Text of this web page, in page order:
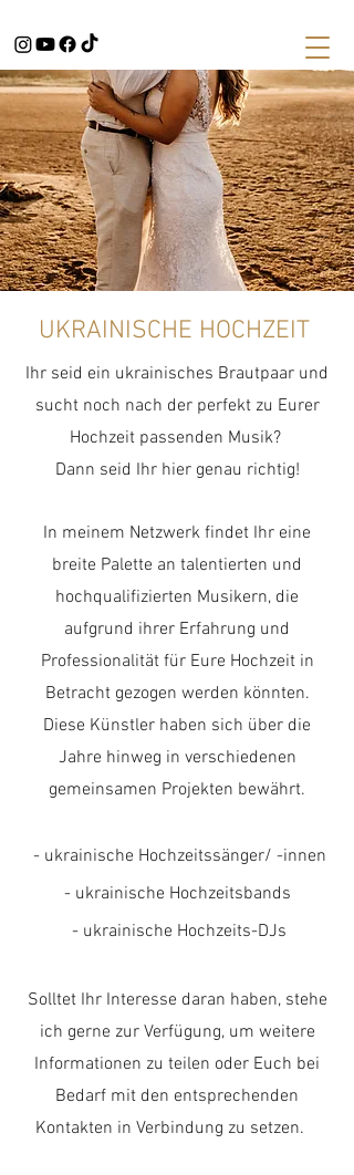
UKRAINISCHE HOCHZEIT
Ihr seid ein ukrainisches Brautpaar und
sucht noch nach der perfekt zu Eurer
Hochzeit passenden Musik?
Dann seid Ihr hier genau richtig!
In meinem Netzwerk findet Ihr eine
breite Palette an talentierten und
hochqualifizierten Musikern, die
aufgrund ihrer Erfahrung und
Professionalität für Eure Hochzeit in
Betracht gezogen werden könnten.
Diese Künstler haben sich über die
Jahre hinweg in verschiedenen
gemeinsamen Projekten bewährt.
- ukrainische Hochzeitssänger/ -innen
- ukrainische Hochzeitsbands
- ukrainische Hochzeits-DJs
Solltet Ihr Interesse daran haben, stehe
ich gerne zur Verfügung, um weitere
Informationen zu teilen oder Euch bei
Bedarf mit den entsprechenden
Kontakten in Verbindung zu setzen.